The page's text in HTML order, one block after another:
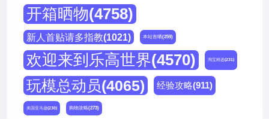
开箱晒物(4758)
新人首贴请多指教(1021) 本站首晒(259)
欢迎来到乐高世界(4570) 淘宝精选(231)
玩模总动员(4065) 经验攻略(911)
美国亚马逊(230) 购物攻略(273)